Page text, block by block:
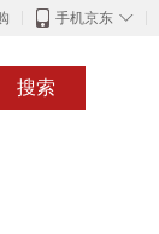
◇
手机京东
搜索